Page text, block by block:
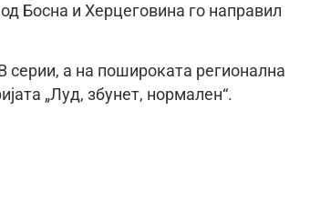
Босна и Херцеговина го направил
серии, а на пошироката регионална
„Луд, збунет, нормален“.